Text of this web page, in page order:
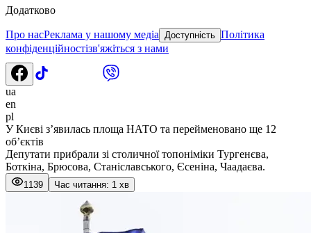
Додатково
Про насРеклама у нашому медіа Доступність Політика
конфіденційностізв'яжіться з нами
ua
en
pl
У Києві з’явилась площа НАТО та перейменовано ще 12
об’єктів
Депутати прибрали зі столичної топоніміки Тургенєва,
Боткіна, Брюсова, Станіславського, Єсеніна, Чаадаєва.
1139 Час читання: 1 хв